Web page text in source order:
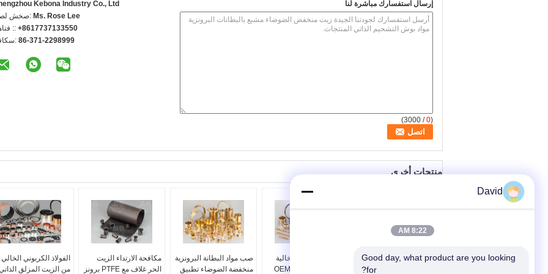
Kebona Industry Co., Ltd
اتصل Ms. Rose Lee
+8617737133550
86-371-2298999
إرسال استفسارك مباشرة لنا
(
0
/ 3000)
منتجات أخرى
الفولاذ الكربوني الخالي
من الزيت المزلق
مكافحة الارتداء الزيت
الحر غلاف مع PTFE برونز
صب مواد البطانة البرونزية
منخفضة الضوضاء تطبيق
جلبة عالية الصلابة خالية
من الزيت لتطبيق OEM
القوة العالية الخالية من
David
8:22 AM
Good day, what product are you looking
for?